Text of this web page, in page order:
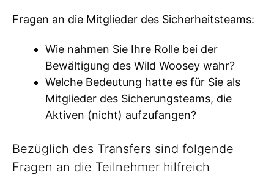
Fragen an die Mitglieder des Sicherheitsteams:
Wie nahmen Sie Ihre Rolle bei der
Bewältigung des Wild Woosey wahr?
Welche Bedeutung hatte es für Sie als
Mitglieder des Sicherungsteams, die
Aktiven (nicht) aufzufangen?
Bezüglich des Transfers sind folgende
Fragen an die Teilnehmer hilfreich